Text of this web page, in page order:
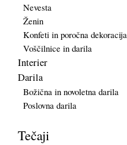
Nevesta
Ženin
Konfeti in poročna dekoracija
Voščilnice in darila
Interier
Darila
Božična in novoletna darila
Poslovna darila
Tečaji